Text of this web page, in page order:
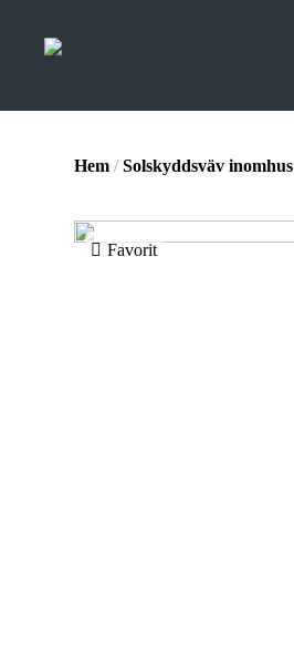
Hem /Solskyddsväv inomhus
Favorit